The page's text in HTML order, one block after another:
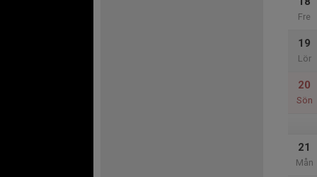
Fre
19
Lör
20
Sön
21
Mån